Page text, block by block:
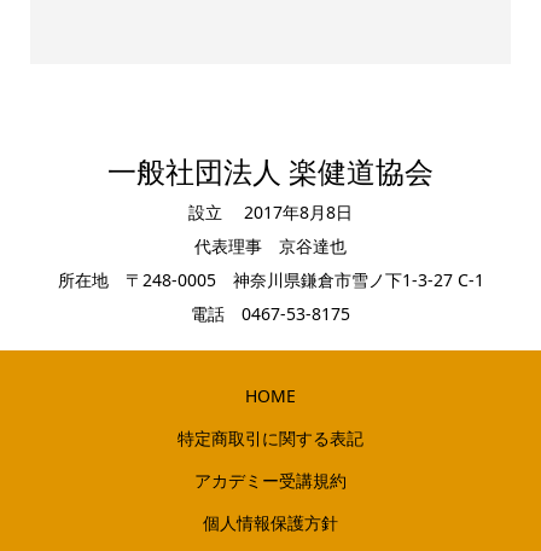
一般社団法人 楽健道協会
設立 2017年8月8日
代表理事 京谷達也
所在地 〒248-0005 神奈川県鎌倉市雪ノ下1-3-27 C-1
電話 0467-53-8175
HOME
特定商取引に関する表記
アカデミー受講規約
個人情報保護方針